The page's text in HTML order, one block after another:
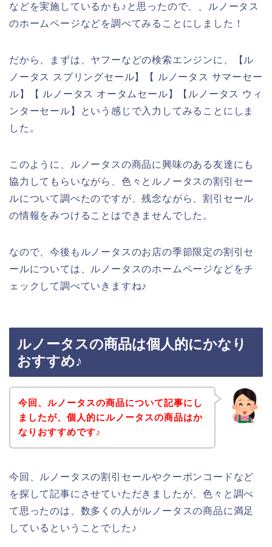
などを実施しているかも♪と思ったので、、ルノータス
のホームページなどを調べてみることにしました！
だから、まずは、ヤフーなどの検索エンジンに、【ル
ノータス スプリングセール】【 ルノータス サマーセー
ル】【 ルノータス オータムセール】【ルノータス ウィ
ンターセール】という感じで入力してみることにしま
した。
このように、ルノータスの商品に興味のある友達にも
協力してもらいながら、色々とルノータスの割引セー
ルについて調べたのですが、残念ながら、割引セール
の情報をみつけることはできませんでした。
なので、今後もルノータスのお店の季節限定の割引セ
ールについては、ルノータスのホームページなどをチ
ェックして調べていきますね♪
ルノータスの商品は個人的にかなり
おすすめ♪
今回、ルノータスの商品について記事にし
ましたが、個人的にルノータスの商品はか
なりおすすめです♪
今回、ルノータスの割引セールやクーポンコードなど
を探して記事にさせていただきましたが、色々と調べ
て思ったのは、数多くの人がルノータスの商品に満足
しているということでした♪